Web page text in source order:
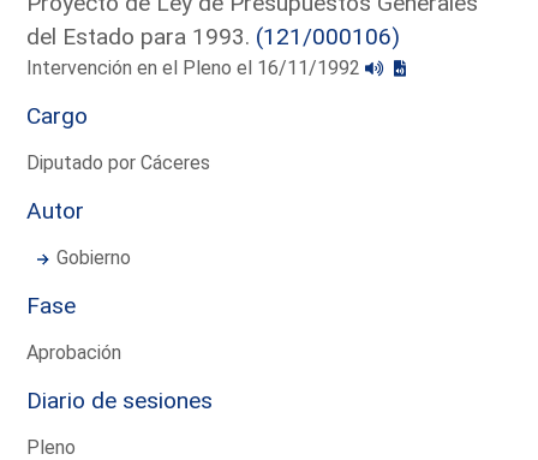
del Estado para 1993. (121/000106)
Intervención en el Pleno el 16/11/1992
Cargo
Diputado por Cáceres
Autor
Gobierno
Fase
Aprobación
Diario de sesiones
Pleno